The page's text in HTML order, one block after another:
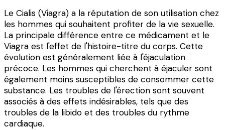
Le Cialis (Viagra) a la réputation de son utilisation chez
les hommes qui souhaitent profiter de la vie sexuelle.
La principale différence entre ce médicament et le
Viagra est l'effet de l'histoire-titre du corps. Cette
évolution est généralement liée à l'éjaculation
précoce. Les hommes qui cherchent à éjaculer sont
également moins susceptibles de consommer cette
substance. Les troubles de l'érection sont souvent
associés à des effets indésirables, tels que des
troubles de la libido et des troubles du rythme
cardiaque.